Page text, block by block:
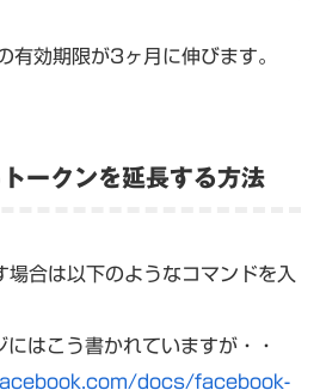
有効期限が3ヶ月に伸びます。
ークンを延長する方法
場合は以下のようなコマンドを入
はこう書かれていますが・・
docs/facebook-